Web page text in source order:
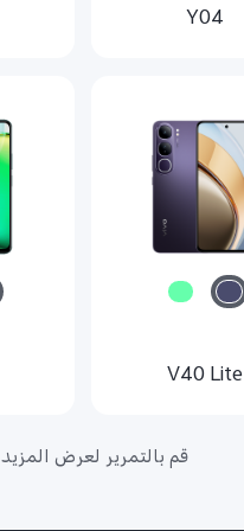
Y04
V40 Lite
قم بالتمرير لعرض المزيد